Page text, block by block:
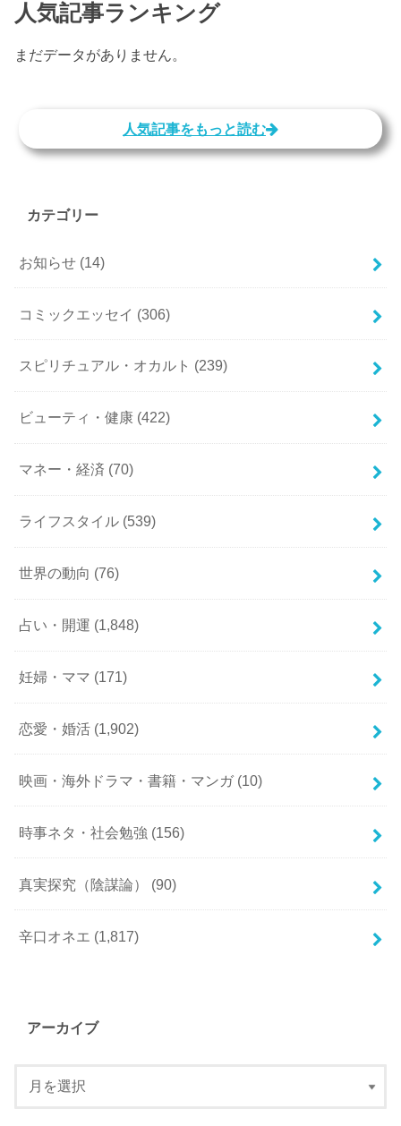
人気記事ランキング
まだデータがありません。
人気記事をもっと読む
カテゴリー
お知らせ (14)
コミックエッセイ (306)
スピリチュアル・オカルト (239)
ビューティ・健康 (422)
マネー・経済 (70)
ライフスタイル (539)
世界の動向 (76)
占い・開運 (1,848)
妊婦・ママ (171)
恋愛・婚活 (1,902)
映画・海外ドラマ・書籍・マンガ (10)
時事ネタ・社会勉強 (156)
真実探究（陰謀論） (90)
辛口オネエ (1,817)
アーカイブ